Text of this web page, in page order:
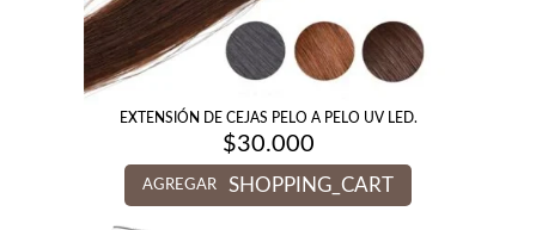
EXTENSIÓN DE CEJAS PELO A PELO UV LED.
$30.000
AGREGAR SHOPPING_CART